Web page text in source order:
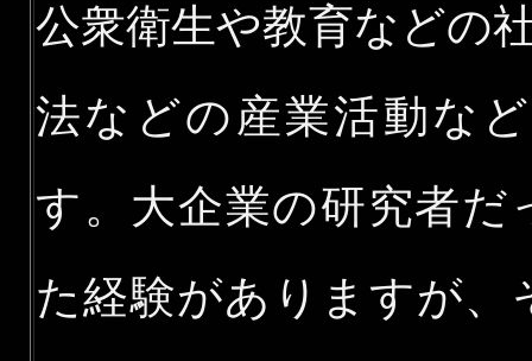
公衆衛生や教育などの
法などの産業活動な
す。大企業の研究者だ
た経験がありますが